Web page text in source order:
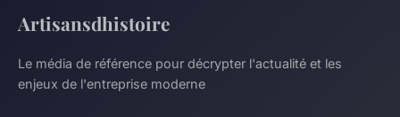
Artisansdhistoire
Le média de référence pour décrypter l'actualité et les
enjeux de l'entreprise moderne